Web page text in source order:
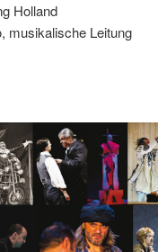
Holland
musikalische Leitung